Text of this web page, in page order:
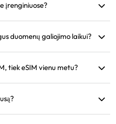
įrenginiuose?
su klientų aptarnavimu.
duomenų galiojimo laikui?
tiek eSIM vienu metu?
mokesčių už fizinę SIM